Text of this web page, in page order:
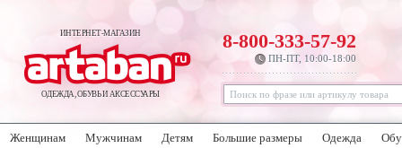
ИНТЕРНЕТ-МАГАЗИН
ОДЕЖДА, ОБУВЬ И АКСЕССУАРЫ
8-800-333-57-92
ПН-ПТ, 10:00-18:00
Женщинам Мужчинам Детям Большие размеры Одежда